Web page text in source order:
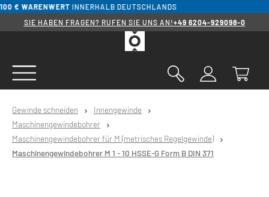
springen
€ WARENWERTINNERHALB DEUTSCHLANDS
SIE HABEN FRAGEN? RUFEN SIE UNS AN!+49 6204-929098-0
Gewinde schneiden
Innengewinde
Maschinengewindebohrer
Maschinengewindebohrer für M (metrisches Regelgewinde)
Maschinengewindebohrer M 1 - 10 HSSE-G Form B DIN 371